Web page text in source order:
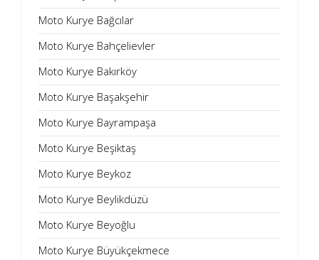
Moto Kurye Bağcılar
Moto Kurye Bahçelievler
Moto Kurye Bakırköy
Moto Kurye Başakşehir
Moto Kurye Bayrampaşa
Moto Kurye Beşiktaş
Moto Kurye Beykoz
Moto Kurye Beylikdüzü
Moto Kurye Beyoğlu
Moto Kurye Büyükçekmece